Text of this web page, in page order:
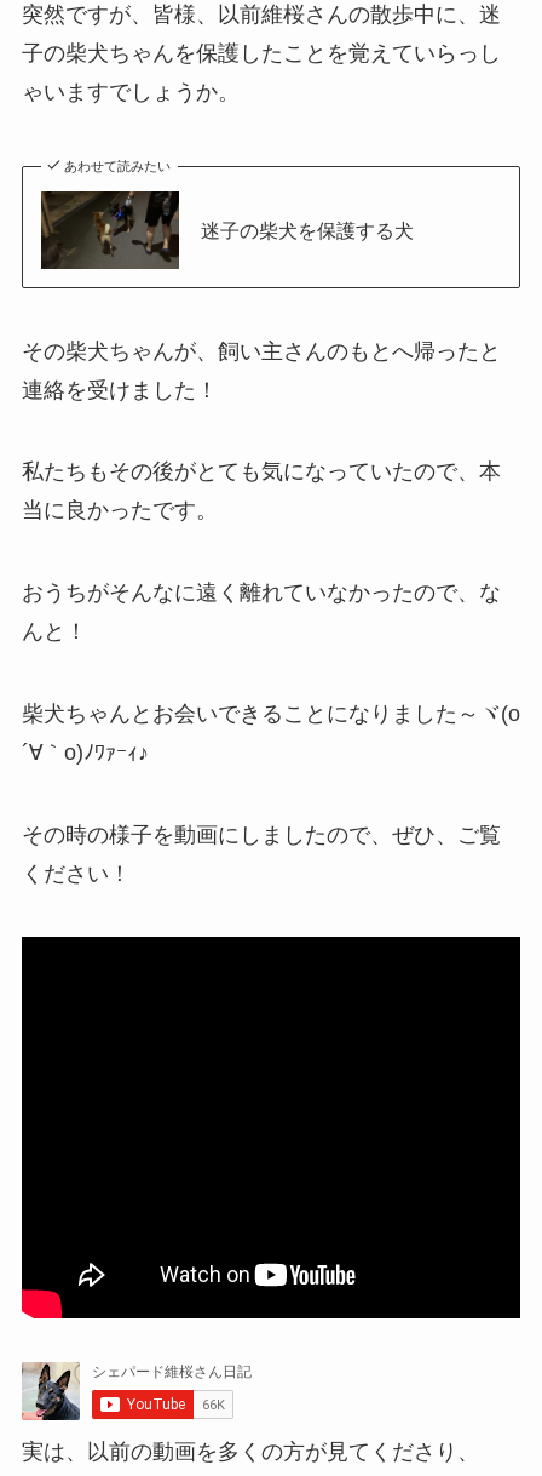
突然ですが、皆様、以前維桜さんの散歩中に、迷
子の柴犬ちゃんを保護したことを覚えていらっし
ゃいますでしょうか。
あわせて読みたい
迷子の柴犬を保護する犬
その柴犬ちゃんが、飼い主さんのもとへ帰ったと
連絡を受けました！
私たちもその後がとても気になっていたので、本
当に良かったです。
おうちがそんなに遠く離れていなかったので、な
んと！
柴犬ちゃんとお会いできることになりました～ヾ(o
´∀｀o)ﾉﾜｧｰｨ♪
その時の様子を動画にしましたので、ぜひ、ご覧
ください！
実は、以前の動画を多くの方が見てくださり、